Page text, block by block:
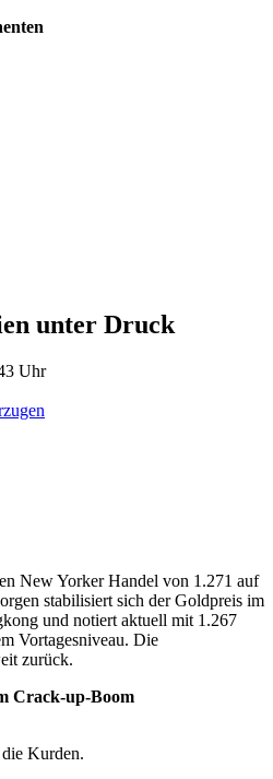
unter Druck
Uhr
New Yorker Handel von 1.271 auf
stabilisiert sich der Goldpreis im
und notiert aktuell mit 1.267
Vortagesniveau. Die
zurück.
Crack-up-Boom
Kurden.